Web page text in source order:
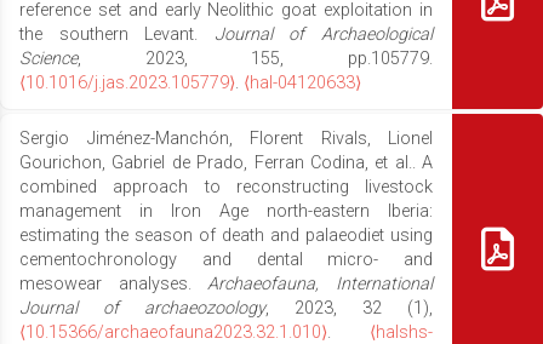
reference set and early Neolithic goat exploitation in
the southern Levant. Journal of Archaeological
Science, 2023, 155, pp.105779.
⟨10.1016/j.jas.2023.105779⟩. ⟨hal-04120633⟩
Sergio Jiménez-Manchón, Florent Rivals, Lionel
Gourichon, Gabriel de Prado, Ferran Codina, et al.. A
combined approach to reconstructing livestock
management in Iron Age north-eastern Iberia:
estimating the season of death and palaeodiet using
cementochronology and dental micro- and
mesowear analyses.Archaeofauna, International
Journal of archaeozoology, 2023, 32 (1),
⟨10.15366/archaeofauna2023.32.1.010⟩. ⟨halshs-